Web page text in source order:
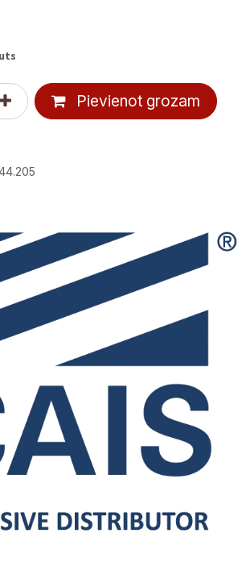
Pievienot grozam